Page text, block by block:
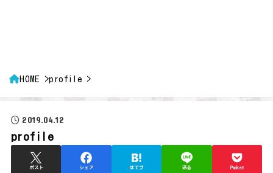
HOME profile
2019.04.12
profile
ポスト シェア はてブ 送る Pocket